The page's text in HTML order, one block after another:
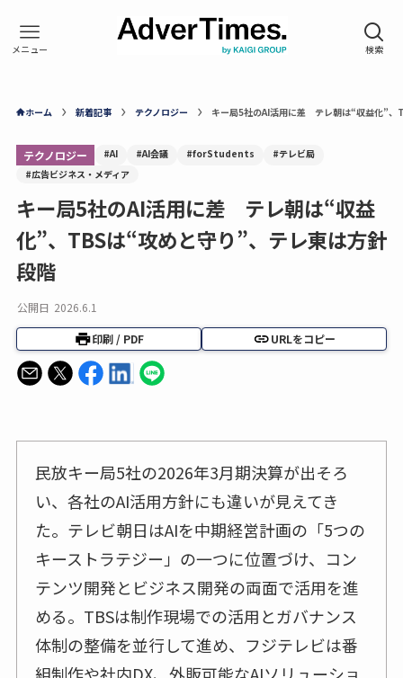
ホーム 新着記事 テクノロジー キー局5社のAI活用に差 テレ朝は“収益化”、
テクノロジー #AI #AI会議 #forStudents
#テレビ局
#広告ビジネス・メディア
キー局5社のAI活用に差 テレ朝は“収益
化”、TBSは“攻めと守り”、テレ東は方針
段階
公開日 2026.6.1
印刷 / PDF URLをコピー
民放キー局5社の2026年3月期決算が出そろ
い、各社のAI活用方針にも違いが見えてき
た。テレビ朝日はAIを中期経営計画の「5つの
キーストラテジー」の一つに位置づけ、コン
テンツ開発とビジネス開発の両面で活用を進
める。TBSは制作現場での活用とガバナンス
体制の整備を並行して進め、フジテレビは番
組制作や社内DX、外販可能なAIソリューショ